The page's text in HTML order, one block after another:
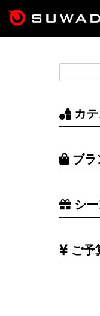
カテ
ブラ
シー
ご予